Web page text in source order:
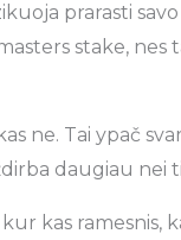
prarasti
stake, nes
ne. Tai ypač
daugiau nei
kas ramesnis,